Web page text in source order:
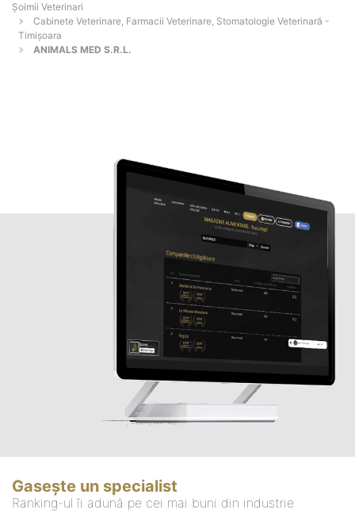
Șoimii Veterinari
Cabinete Veterinare, Farmacii Veterinare, Stomatologie Veterinară -
Timişoara
ANIMALS MED S.R.L.
Gasește un specialist
Ranking-ul îi adună pe cei mai buni din industrie